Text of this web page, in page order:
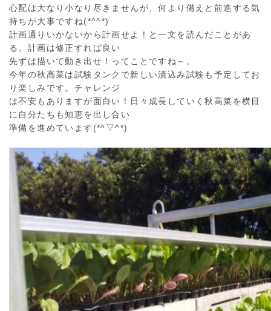
心配は大なり小なり尽きませんが、何より備えと前進する気
持ちが大事ですね(*^^*)
計画通りいかないから計画せよ！と一文を読んだことがあ
る。計画は修正すれば良い
先ずは描いて動き出せ！ってことですね～。
今年の秋高菜は試験タンクで新しい漬込み試験も予定してお
り楽しみです。チャレンジ
は不安もありますが面白い！日々成長していく秋高菜を横目
に自分たちも知恵を出し合い
準備を進めています(*^▽^*)